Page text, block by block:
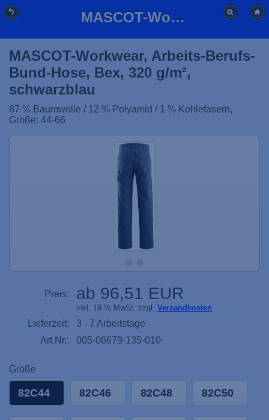
MASCOT-Workwear, Arbeits-Berufs-Bund-Hose, Bex, 320 g/m², schwarzblau
MASCOT-Workwear, Arbeits-Berufs-
Bund-Hose, Bex, 320 g/m²,
schwarzblau
87 % Baumwolle / 12 % Polyamid / 1 % Kohlefasern,
Größe: 44-66
Preis: ab 96,51 EUR
inkl. 19 % MwSt. zzgl. Versandkosten
Lieferzeit:
3 - 7 Arbeitstage
Art.Nr.:
005-06679-135-010-
Größe
82C44 82C46 82C48 82C50